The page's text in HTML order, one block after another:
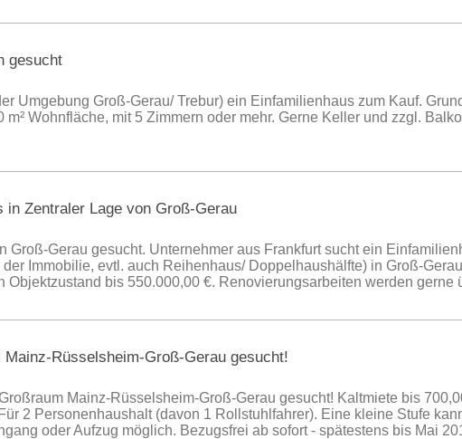
gesucht
Umgebung Groß-Gerau/ Trebur) ein Einfamilienhaus zum Kauf.
m² Wohnfläche, mit 5 Zimmern oder mehr. Gerne Keller und zzgl.
Zentraler Lage von Groß-Gerau
Groß-Gerau gesucht. Unternehmer aus Frankfurt sucht ein
Immobilie, evtl. auch Reihenhaus/ Doppelhaushälfte) in Groß-
Objektzustand bis 550.000,00 €. Renovierungsarbeiten werden gerne
Rüsselsheim-Groß-Gerau gesucht!
Mainz-Rüsselsheim-Groß-Gerau gesucht! Kaltmiete bis
2 Personenhaushalt (davon 1 Rollstuhlfahrer). Eine kleine Stufe
oder Aufzug möglich. Bezugsfrei ab sofort - spätestens bis Mai